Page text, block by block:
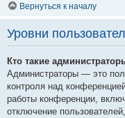
Вернуться к началу
Уровни
Кто такие
Администраторы — это
контроля над
работы конференции,
отключение